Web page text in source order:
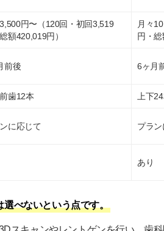
円〜（120回・初回3,519
額420,019円）
月々
円・
前後 6ヶ月
前歯12本 上下
に応じて プラ
あり
べないという点です。